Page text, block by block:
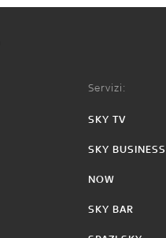
Servizi:
SKY TV
SKY BUSINESS
NOW
SKY BAR